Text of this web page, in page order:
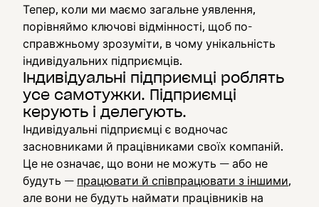
Тепер, коли ми маємо загальне уявлення,
порівняймо ключові відмінності, щоб по-
справжньому зрозуміти, в чому унікальність
індивідуальних підприємців.
Індивідуальні підприємці роблять
усе самотужки. Підприємці
керують і делегують.
Індивідуальні підприємці є водночас
засновниками й працівниками своїх компаній.
Це не означає, що вони не можуть — або не
будуть — працювати й співпрацювати з іншими,
але вони не будуть наймати працівників на